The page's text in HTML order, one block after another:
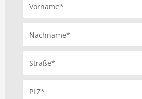
Vorname*
Nachname*
Straße*
PLZ*